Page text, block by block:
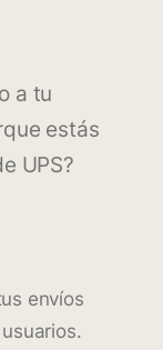
a tu
estás
UPS?
envíos